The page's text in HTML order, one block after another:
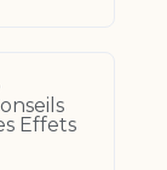
Effets